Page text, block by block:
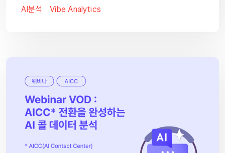
AI분석 Vibe Analytics